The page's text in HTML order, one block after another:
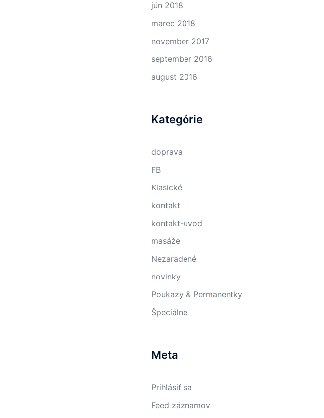
jún 2018
marec 2018
november 2017
september 2016
august 2016
Kategórie
doprava
FB
Klasické
kontakt
kontakt-uvod
masáže
Nezaradené
novinky
Poukazy & Permanentky
Špeciálne
Meta
Prihlásiť sa
Feed záznamov